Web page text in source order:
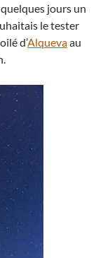
jours un
le tester
d’Alquevaau